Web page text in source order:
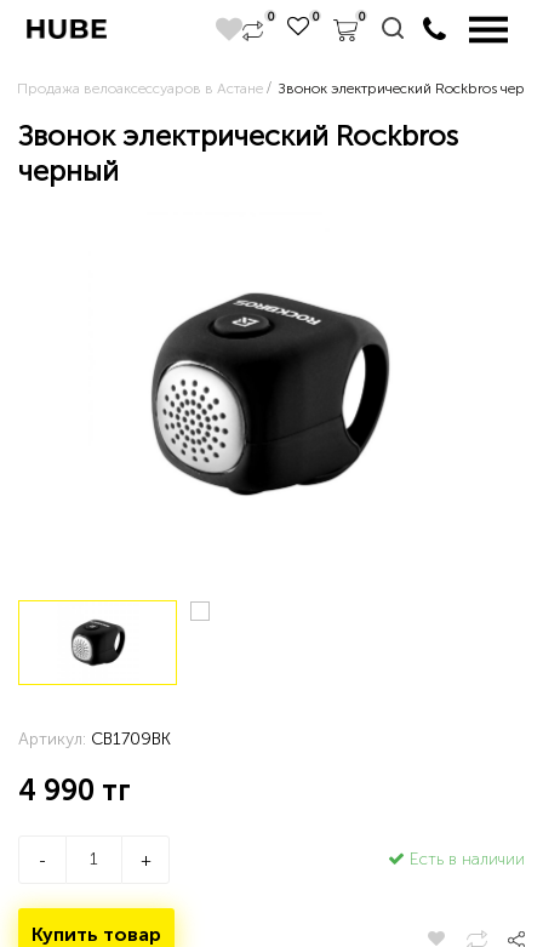
0 0 0
Продажа велоаксессуаров в Астане Звонок электрический Rockbros
Звонок электрический Rockbros
черный
Артикул: CB1709BK
4 990 тг
- + Есть в наличии
Купить товар